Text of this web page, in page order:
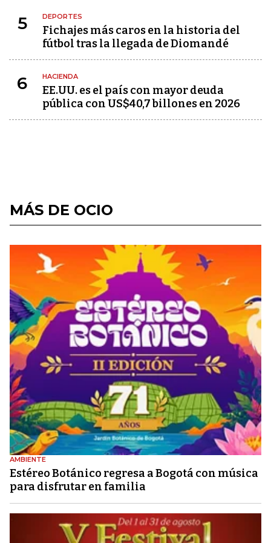
5 DEPORTES
Fichajes más caros en la historia del
fútbol tras la llegada de Diomandé
6 HACIENDA
EE.UU. es el país con mayor deuda
pública con US$40,7 billones en 2026
MÁS DE OCIO
AMBIENTE
Estéreo Botánico regresa a Bogotá con música
para disfrutar en familia